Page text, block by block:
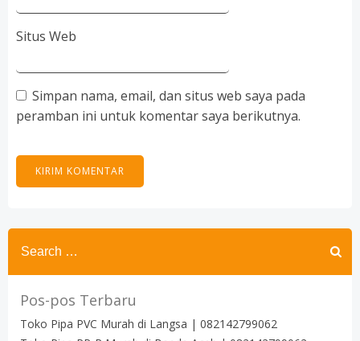
Situs Web
Simpan nama, email, dan situs web saya pada
peramban ini untuk komentar saya berikutnya.
Search
for:
Pos-pos Terbaru
Toko Pipa PVC Murah di Langsa | 082142799062